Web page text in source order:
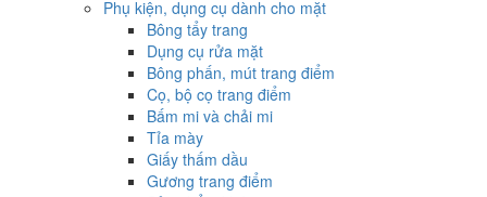
Phụ kiện, dụng cụ dành cho mặt
Bông tẩy trang
Dụng cụ rửa mặt
Bông phấn, mút trang điểm
Cọ, bộ cọ trang điểm
Bấm mi và chải mi
Tỉa mày
Giấy thấm dầu
Gương trang điểm